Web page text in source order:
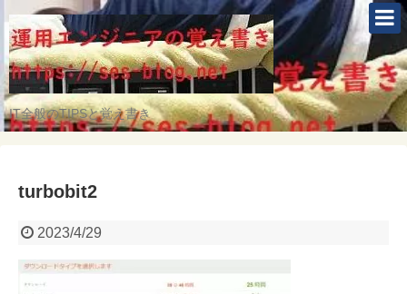
IT全般のTIPSと覚え書き
turbobit2
2023/4/29